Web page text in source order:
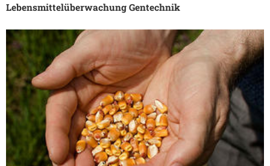
Lebensmittelüberwachung Gentechnik